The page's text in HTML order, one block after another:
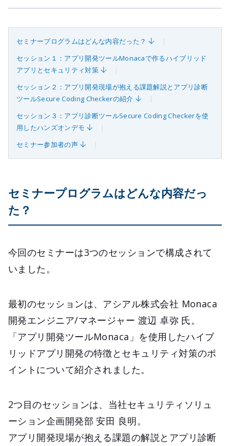
セミナープログラムはどんな内容だった？
セッション１：アプリ開発ツールMonacaで作るハイブリッド
アプリとセキュリティ対策
セッション２：アプリ開発現場が抱える課題解説とアプリ診断
ツールSecure Coding Checkerの紹介
セッション３：アプリ診断ツールSecure Coding Checkerを使
用したハンズオンデモ
セミナー参加者の声
セミナープログラムはどんな内容だっ
た？
今回のセミナーは3つのセッションで構成されて
いました。
最初のセッションは、アシアル株式会社 Monaca
開発エンジニア/マネージャー 渡辺 卓弥 氏。
「アプリ開発ツールMonaca」を使用したハイブ
リッドアプリ開発の特徴とセキュリティ対策のポ
イントについて紹介されました。
2つ目のセッションは、当社セキュリティソリュ
ーション企画開発部 安田 良明。
アプリ開発現場が抱える課題の解説とアプリ診断